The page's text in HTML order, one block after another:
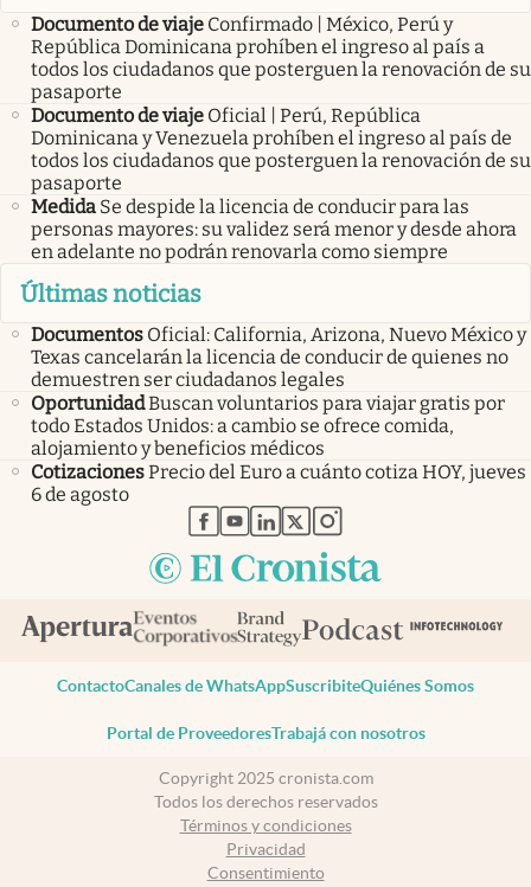
Documento de viaje Confirmado | México, Perú y
República Dominicana prohíben el ingreso al país a
todos los ciudadanos que posterguen la renovación de su
pasaporte
Documento de viaje Oficial | Perú, República
Dominicana y Venezuela prohíben el ingreso al país de
todos los ciudadanos que posterguen la renovación de su
pasaporte
Medida Se despide la licencia de conducir para las
personas mayores: su validez será menor y desde ahora
en adelante no podrán renovarla como siempre
Últimas noticias
Documentos Oficial: California, Arizona, Nuevo México y
Texas cancelarán la licencia de conducir de quienes no
demuestren ser ciudadanos legales
OportunidadBuscan voluntarios para viajar gratis por
todo Estados Unidos: a cambio se ofrece comida,
alojamiento y beneficios médicos
CotizacionesPrecio del Euro a cuánto cotiza HOY, jueves
6 de agosto
abre en nueva pestaña
abre en nueva pestaña
abre en nueva pestaña
abre en nueva pestaña
abre en nueva pestaña
ContactoCanales de WhatsAppSuscribiteQuiénes Somos
Portal de ProveedoresTrabajá con nosotros
Copyright 2025 cronista.com
Todos los derechos reservados
Términos y condiciones
Privacidad
Consentimiento